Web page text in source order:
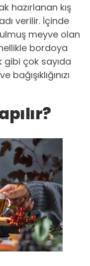
hazırlanan kış
adı verilir. İçinde
meyve olan
bordoya
gibi çok sayıda